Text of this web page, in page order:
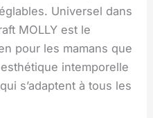
Universel dans
MOLLY est le
pour les mamans que
intemporelle
s’adaptent à tous les